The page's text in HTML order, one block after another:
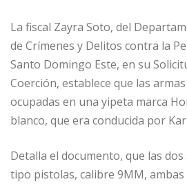
La fiscal Zayra Soto, del
de Crímenes y Delitos contra la
Santo Domingo Este, en su
Coerción, establece que las
ocupadas en una yipeta marca
blanco, que era conducida por
Detalla el documento, que las
tipo pistolas, calibre 9MM, ambas